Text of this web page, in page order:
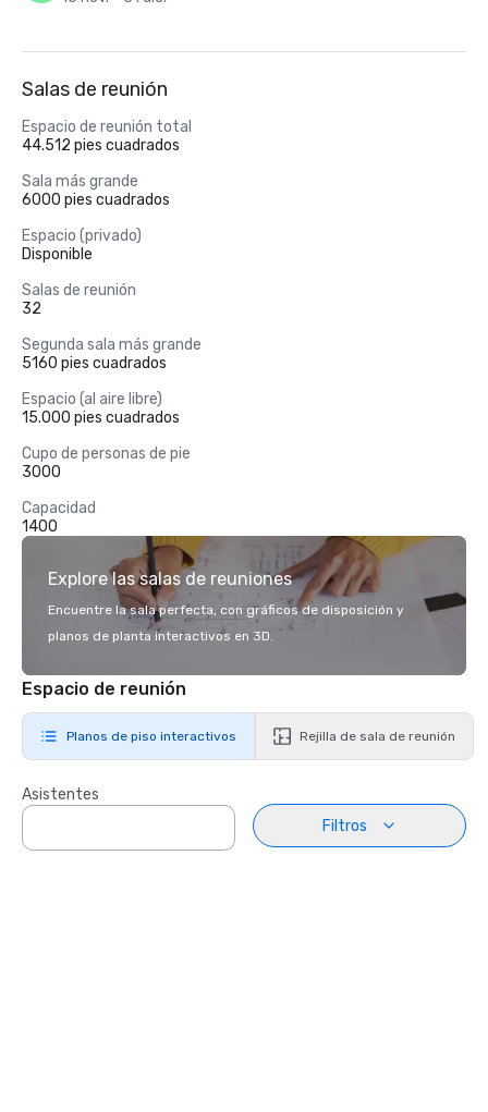
Salas de reunión
Espacio de reunión total
44.512 pies cuadrados
Sala más grande
6000 pies cuadrados
Espacio (privado)
Disponible
Salas de reunión
32
Segunda sala más grande
5160 pies cuadrados
Espacio (al aire libre)
15.000 pies cuadrados
Cupo de personas de pie
3000
Capacidad
1400
Explore las salas de reuniones
Encuentre la sala perfecta, con gráficos de disposición y
planos de planta interactivos en 3D.
Espacio de reunión
Planos de piso interactivos Rejilla de sala de reunión
Asistentes
Filtros